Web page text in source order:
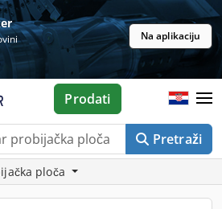
Na aplikaciju
Pretraži
Prodati
ploča